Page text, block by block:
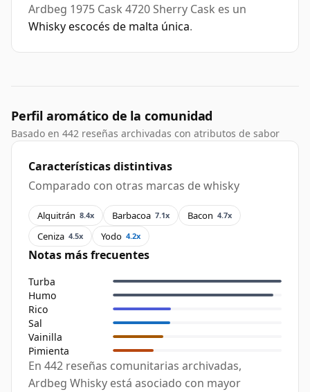
Ardbeg 1975 Cask 4720 Sherry Cask es un
Whisky escocés de malta única.
Perfil aromático de la comunidad
Basado en 442 reseñas archivadas con atributos de sabor
Características distintivas
Comparado con otras marcas de whisky
Alquitrán 8.4x Barbacoa 7.1x Bacon 4.7x
Ceniza 4.5x Yodo 4.2x
Notas más frecuentes
Turba
Humo
Rico
Sal
Vainilla
Pimienta
En 442 reseñas comunitarias archivadas,
Ardbeg Whisky está asociado con mayor